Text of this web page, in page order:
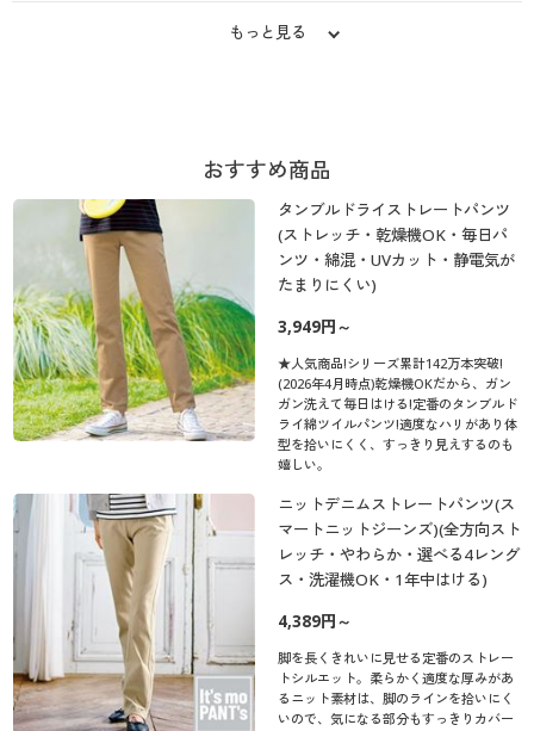
もっと見る
おすすめ商品
タンブルドライストレートパンツ
(ストレッチ・乾燥機OK・毎日パ
ンツ・綿混・UVカット・静電気が
たまりにくい)
3,949円～
★人気商品!シリーズ累計142万本突破!
(2026年4月時点)乾燥機OKだから、ガン
ガン洗えて毎日はける!定番のタンブルド
ライ綿ツイルパンツ!適度なハリがあり体
型を拾いにくく、すっきり見えするのも
嬉しい。
ニットデニムストレートパンツ(ス
マートニットジーンズ)(全方向スト
レッチ・やわらか・選べる4レング
ス・洗濯機OK・1年中はける)
4,389円～
脚を長くきれいに見せる定番のストレー
トシルエット。柔らかく適度な厚みがあ
るニット素材は、脚のラインを拾いにく
いので、気になる部分もすっきりカバー